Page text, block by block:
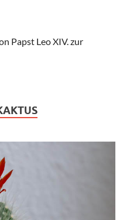
Papst Leo XIV. zur